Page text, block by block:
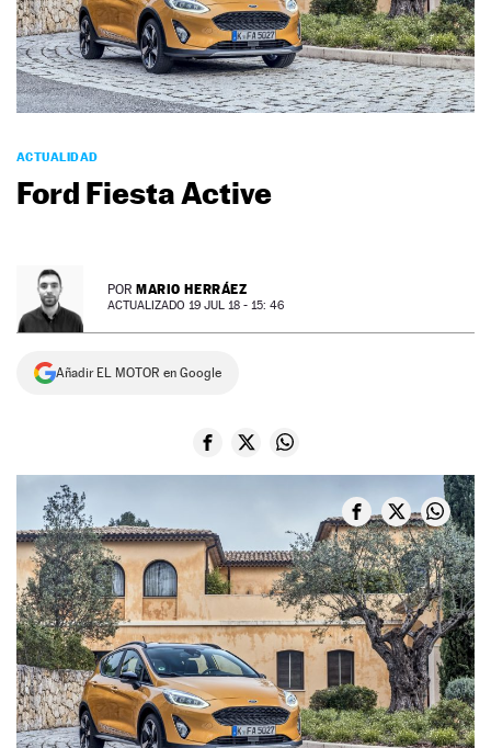
NEWSLETTER
SÍGUENOS
ACTUALIDAD
Ford Fiesta Active
POR MARIO HERRÁEZ
ACTUALIZADO 19 JUL 18 - 15: 46
Añadir EL MOTOR en Google